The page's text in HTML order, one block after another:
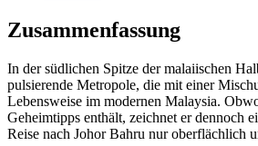
Zusammenfassung
In der südlichen Spitze der malaiischen
pulsierende Metropole, die mit einer
Lebensweise im modernen Malaysia.
Geheimtipps enthält, zeichnet er dennoch
Reise nach Johor Bahru nur oberflächlich